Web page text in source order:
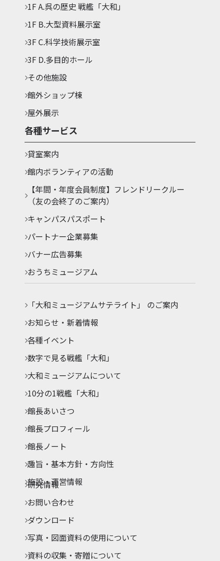
1F A.呉の歴史 戦艦「大和」
1F B.大型資料展示室
3F C.科学技術展示室
3F D.多目的ホール
その他施設
館外ショップ棟
屋外展示
各種サービス
貸室案内
館内ボランティアの活動
【年間・年度会員制度】フレンドリークルー
（友の会終了のご案内）
キャンパスパスポート
パートナー企業募集
バナー広告募集
おうちミュージアム
「大和ミュージアムサテライト」 のご案内
お知らせ・新着情報
各種イベント
数字で見る戦艦「大和」
大和ミュージアムについて
10分の1戦艦「大和」
館長あいさつ
館長プロフィール
館長ノート
趣旨・基本方針・方向性
施設・運営情報
研究情報
お問い合わせ
ダウンロード
写真・図面資料の使用について
資料の収集・寄贈について